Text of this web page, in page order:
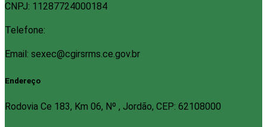
CNPJ: 11287724000184
Telefone:
Email: sexec@cgirsrms.ce.gov.br
Endereço
Rodovia Ce 183, Km 06, Nº , Jordão, CEP: 62108000